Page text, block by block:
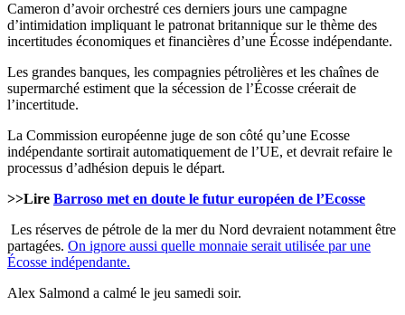
Cameron d’avoir orchestré ces derniers jours une campagne
d’intimidation impliquant le patronat britannique sur le thème des
incertitudes économiques et financières d’une Écosse indépendante.
Les grandes banques, les compagnies pétrolières et les chaînes de
supermarché estiment que la sécession de l’Écosse créerait de
l’incertitude.
La Commission européenne juge de son côté qu’une Ecosse
indépendante sortirait automatiquement de l’UE, et devrait refaire le
processus d’adhésion depuis le départ.
>>Lire Barroso met en doute le futur européen de l’Ecosse
Les réserves de pétrole de la mer du Nord devraient notamment être
partagées. On ignore aussi quelle monnaie serait utilisée par une
Écosse indépendante.
Alex Salmond a calmé le jeu samedi soir.